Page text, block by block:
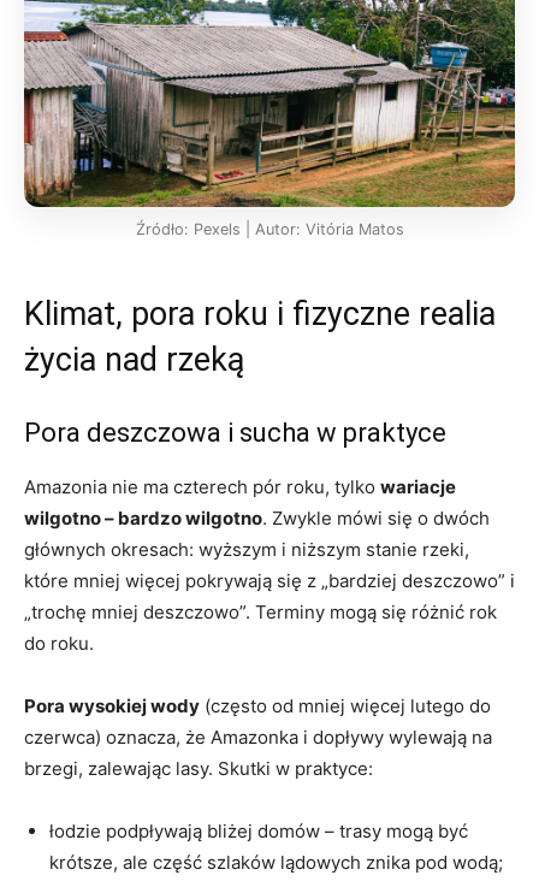
Źródło: Pexels | Autor: Vitória Matos
Klimat, pora roku i fizyczne realia
życia nad rzeką
Pora deszczowa i sucha w praktyce
Amazonia nie ma czterech pór roku, tylko wariacje
wilgotno – bardzo wilgotno. Zwykle mówi się o dwóch
głównych okresach: wyższym i niższym stanie rzeki,
które mniej więcej pokrywają się z „bardziej deszczowo” i
„trochę mniej deszczowo”. Terminy mogą się różnić rok
do roku.
Pora wysokiej wody (często od mniej więcej lutego do
czerwca) oznacza, że Amazonka i dopływy wylewają na
brzegi, zalewając lasy. Skutki w praktyce:
łodzie podpływają bliżej domów – trasy mogą być
krótsze, ale część szlaków lądowych znika pod wodą;